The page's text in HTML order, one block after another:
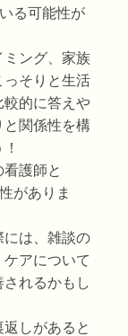
る可能性が
ミング、家族
っそりと生活
較的に答えや
と関係性を構
護師と
がありま
には、雑談の
アについて
れるかもし
しがあると